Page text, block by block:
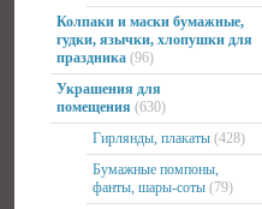
Колпаки и маски бумажные,
гудки, язычки, хлопушки для
праздника (96)
Украшения для
помещения (630)
Гирлянды, плакаты (428)
Бумажные помпоны,
фанты, шары-соты (79)